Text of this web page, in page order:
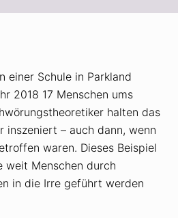
einer Schule in Parkland
2018 17 Menschen ums
halten das
inszeniert – auch dann, wenn
waren. Dieses Beispiel
weit Menschen durch
in die Irre geführt werden